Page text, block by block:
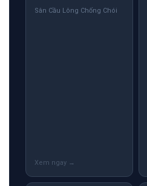
Sân Cầu Lông Chống Chói